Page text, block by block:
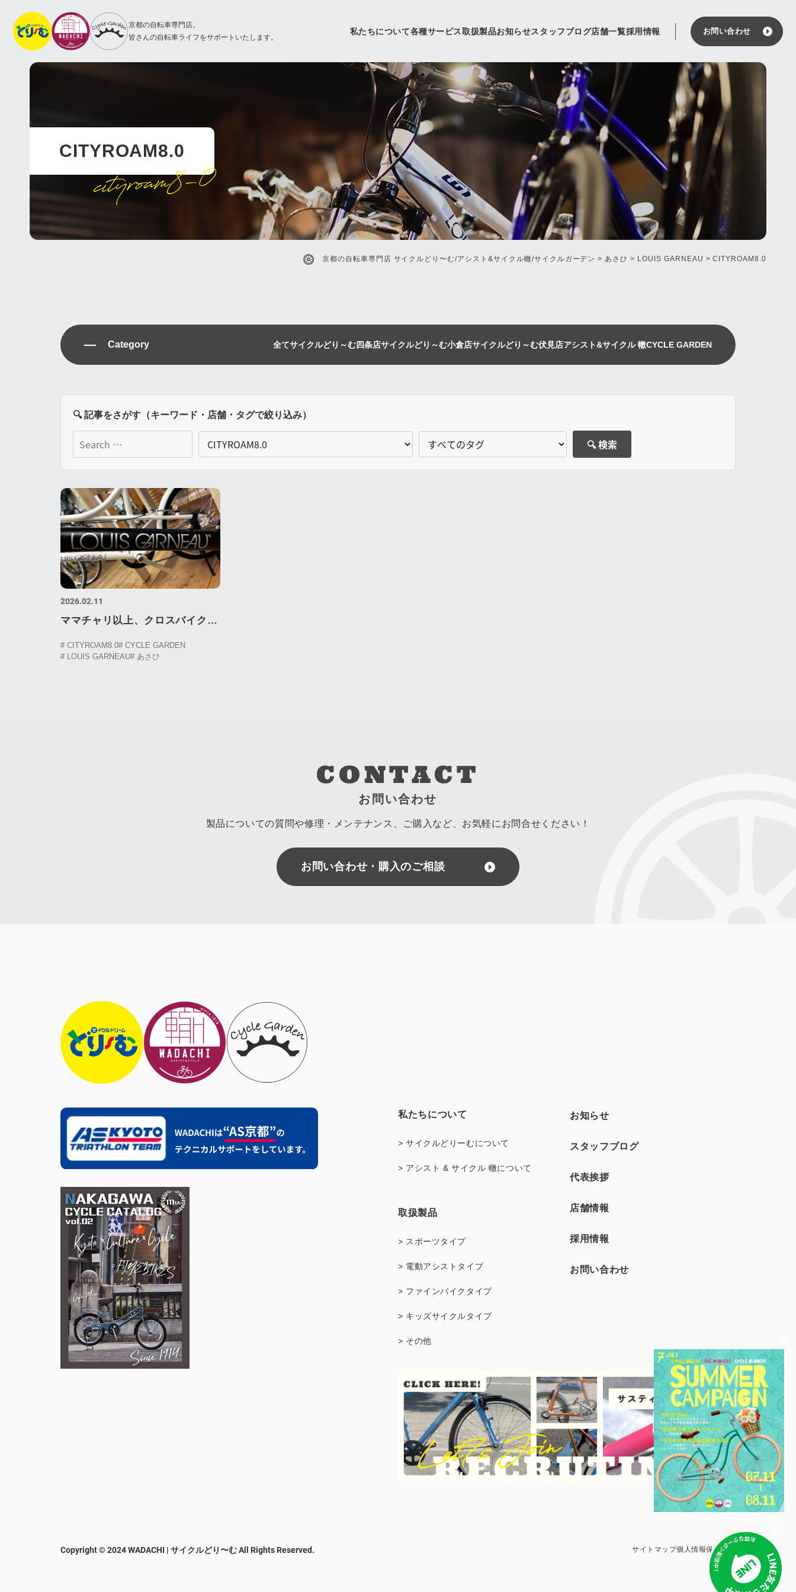
京都の自転車専門店。
皆さんの自転車ライフをサポートいたします。
私たちについて各種サービス取扱製品お知らせスタッフブログ店舗一覧採用情報 お問い合わせ
CITYROAM8.0
cityroam8-0
京都の自転車専門店 サイクルどり〜む/アシスト&サイクル轍/サイクルガーデン >あさひ > LOUIS GARNEAU >CITYROAM8.0
Category 全てサイクルどり～む四条店サイクルどり～む小倉店サイクルどり～む伏見店アシスト&サイクル 轍CYCLE GARDEN
2026.02.11
ママチャリ以上、クロスバイク未
満。東山区で探す「ちょうどい
い」一台はこれ！LOUIS
# CITYROAM8.0# CYCLE GARDEN
# LOUIS GARNEAU# あさひ
CONTACT
お問い合わせ
製品についての質問や修理・メンテナンス、ご購入など、 お気軽にお問合せください！
お問い合わせ・購入のご相談
私たちについて
> サイクルどりーむについて
> アシスト & サイクル 轍について
取扱製品
> スポーツタイプ
> 電動アシストタイプ
> ファインバイクタイプ
> キッズサイクルタイプ
> その他
お知らせ
スタッフブログ
代表挨拶
店舗情報
採用情報
お問い合わせ
Copyright © 2024 WADACHI | サイクルどり〜むAll Rights Reserved. サイトマップ個人情報保護方針